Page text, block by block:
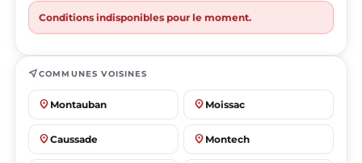
Conditions indisponibles pour le moment.
near_meCOMMUNES VOISINES
place Montauban place Moissac
place Caussade place Montech